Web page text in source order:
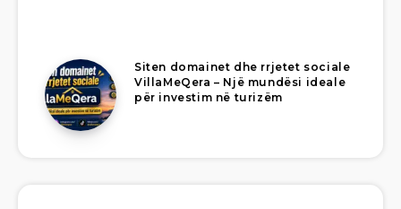
Siten domainet dhe rrjetet sociale
VillaMeQera – Një mundësi ideale
për investim në turizëm